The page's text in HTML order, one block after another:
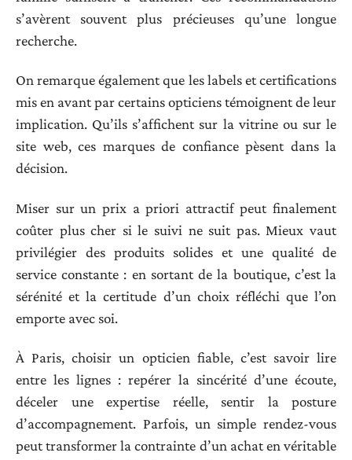
s’avèrent souvent plus précieuses qu’une longue
recherche.
On remarque également que les labels et certifications
mis en avant par certains opticiens témoignent de leur
implication. Qu’ils s’affichent sur la vitrine ou sur le
site web, ces marques de confiance pèsent dans la
décision.
Miser sur un prix a priori attractif peut finalement
coûter plus cher si le suivi ne suit pas. Mieux vaut
privilégier des produits solides et une qualité de
service constante : en sortant de la boutique, c’est la
sérénité et la certitude d’un choix réfléchi que l’on
emporte avec soi.
À Paris, choisir un opticien fiable, c’est savoir lire
entre les lignes : repérer la sincérité d’une écoute,
déceler une expertise réelle, sentir la posture
d’accompagnement. Parfois, un simple rendez-vous
peut transformer la contrainte d’un achat en véritable